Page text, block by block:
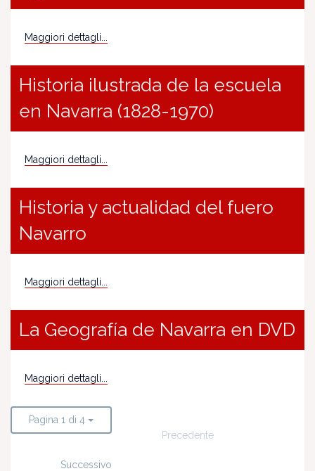
Maggiori dettagli...
Historia ilustrada de la escuela
en Navarra (1828-1970)
Maggiori dettagli...
Historia y actualidad del fuero
Navarro
Maggiori dettagli...
La Geografía de Navarra en DVD
Maggiori dettagli...
Pagina 1 di 4
Precedente
Successivo